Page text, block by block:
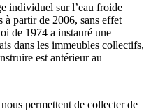
individuel sur l’eau froide
à partir de 2006, sans effet
de 1974 a instauré une
dans les immeubles collectifs,
est antérieur au
permettent de collecter de